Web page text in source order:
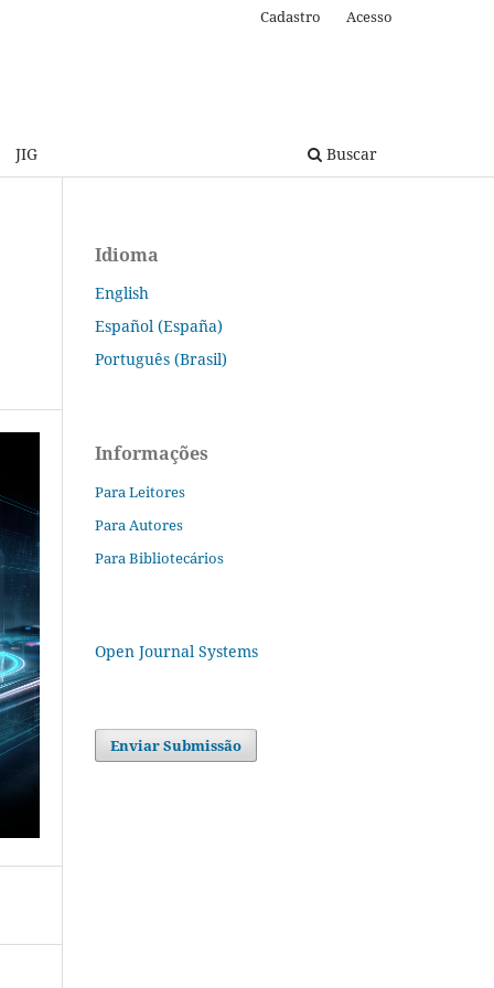
JIG Buscar
Cadastro Acesso
Idioma
English
Español (España)
Português (Brasil)
Informações
Para Leitores
Para Autores
Para Bibliotecários
Open Journal Systems
Enviar Submissão